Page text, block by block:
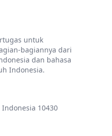
untuk
bagiannya dari
dan bahasa
Indonesia.
Indonesia 10430